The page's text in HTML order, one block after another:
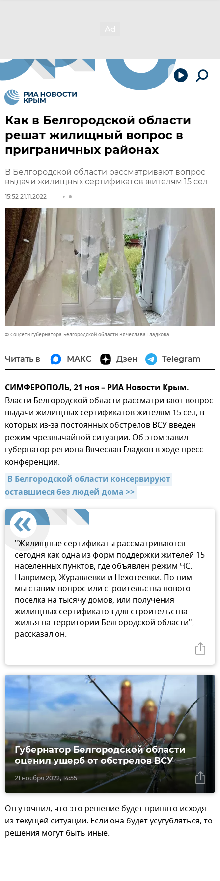
Как в Белгородской области
решат жилищный вопрос в
приграничных районах
В Белгородской области рассматривают вопрос
выдачи жилищных сертификатов жителям 15 сел
15:52 21.11.2022
© Соцсети губернатора Белгородской области Вячеслава Гладкова
Читать в МАКС Дзен Telegram
СИМФЕРОПОЛЬ, 21 ноя – РИА Новости Крым.
Власти Белгородской области рассматривают вопрос
выдачи жилищных сертификатов жителям 15 сел, в
которых из-за постоянных обстрелов ВСУ введен
режим чрезвычайной ситуации. Об этом завил
губернатор региона Вячеслав Гладков в ходе пресс-
конференции.
В Белгородской области консервируют
оставшиеся без людей дома >>
"Жилищные сертификаты рассматриваются
сегодня как одна из форм поддержки жителей 15
населенных пунктов, где объявлен режим ЧС.
Например, Журавлевки и Нехотеевки. По ним
мы ставим вопрос или строительства нового
поселка на тысячу домов, или получения
жилищных сертификатов для строительства
жилья на территории Белгородской области", -
рассказал он.
21 ноября 2022, 14:55
Губернатор Белгородской области
оценил ущерб от обстрелов ВСУ
Он уточнил, что это решение будет принято исходя
из текущей ситуации. Если она будет усугубляться, то
решения могут быть иные.